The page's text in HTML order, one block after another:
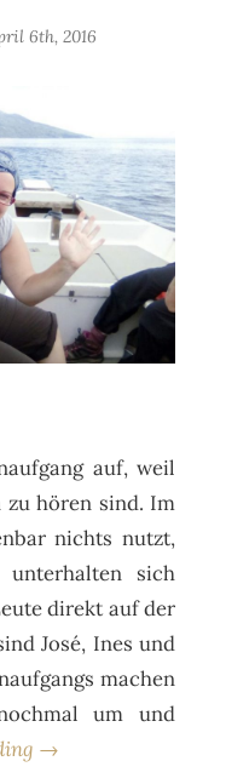
6th, 2016
auf, weil
zu hören sind. Im
nichts nutzt,
sich
direkt auf der
José, Ines und
machen
um und
→